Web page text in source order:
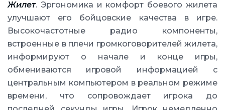
Жилет. Эргономика и комфорт боевого жилета
улучшают его бойцовские качества в игре.
Высокочастотные радио компоненты,
встроенные в плечи громкоговорителей жилета,
информируют о начале и конце игры,
обмениваются игровой информацией с
центральным компьютером в реальном режиме
времени, что сопровождает игрока до